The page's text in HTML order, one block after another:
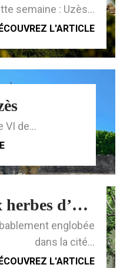
semaine : Uzès...
L'ARTICLE
VI de...
La place aux herbes d’Uzès
englobée
dans la cité...
L'ARTICLE